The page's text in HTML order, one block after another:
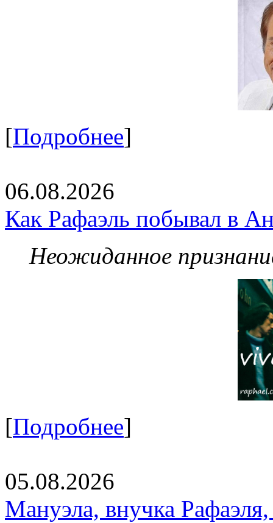
[Подробнее]
06.08.2026
Как Рафаэль побывал в
Неожиданное
[Подробнее]
05.08.2026
Мануэла, внучка